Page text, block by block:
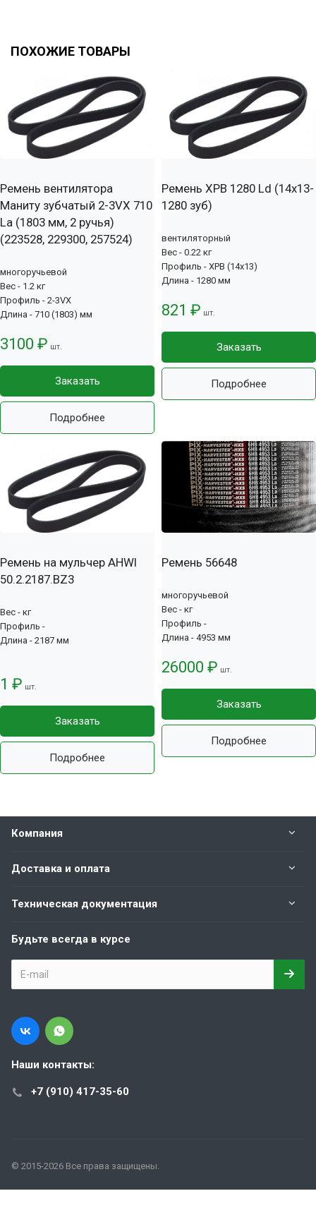
ПОХОЖИЕ ТОВАРЫ
Ремень вентилятора
Маниту зубчатый 2-3VX 710
La (1803 мм, 2 ручья)
(223528, 229300, 257524)
многоручьевой
Вес - 1.2 кг
Профиль - 2-3VX
Длина - 710 (1803) мм
3100 ₽ шт.
Заказать
Подробнее
Ремень XPB 1280 Ld (14х13-
1280 зуб)
вентиляторный
Вес - 0.22 кг
Профиль - XPB (14x13)
Длина - 1280 мм
821 ₽ шт.
Заказать
Подробнее
Ремень на мульчер AHWI
50.2.2187.BZ3
Вес - кг
Профиль -
Длина - 2187 мм
1 ₽ шт.
Заказать
Подробнее
Ремень 56648
многоручьевой
Вес - кг
Профиль -
Длина - 4953 мм
26000 ₽ шт.
Заказать
Подробнее
Компания
Доставка и оплата
Техническая документация
Будьте всегда в курсе
Наши контакты:
+7 (910) 417-35-60
© 2015-2026 Все права защищены.